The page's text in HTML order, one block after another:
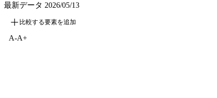
最新データ 2026/05/13
比較する要素を追加